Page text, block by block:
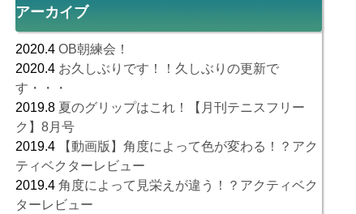
アーカイブ
2020.4 OB朝練会！
2020.4 お久しぶりです！！久しぶりの更新で
す・・・
2019.8 夏のグリップはこれ！【月刊テニスフリー
ク】8月号
2019.4
【動画版】角度によって色が変わる！？アク
ティベクターレビュー
2019.4 角度によって見栄えが違う！？アクティベク
ターレビュー